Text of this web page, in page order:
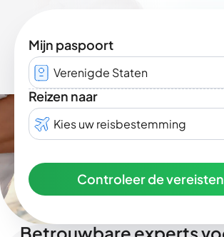
Mijn paspoort
Verenigde Staten
Reizen naar
Kies uw reisbestemming
Controleer de vereisten
Betrouwbare experts